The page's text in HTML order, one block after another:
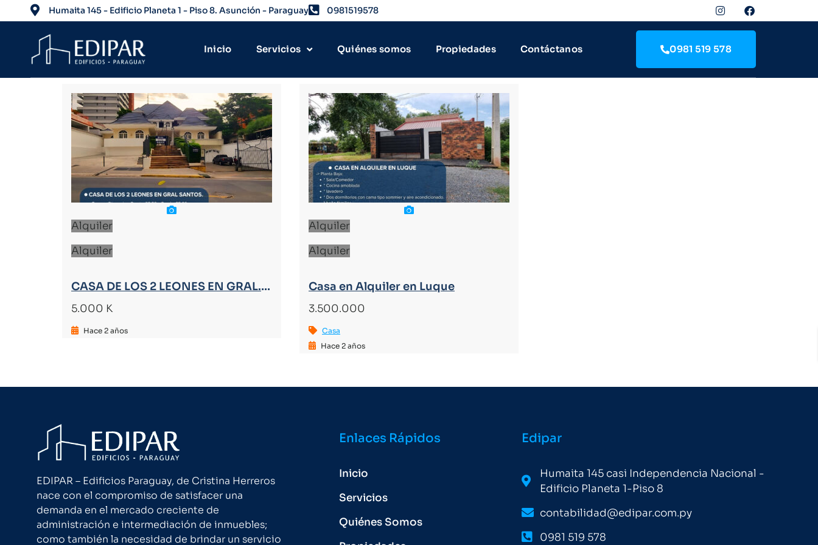
Humaita 145 - Edificio Planeta 1 - Piso 8. Asunción - Paraguay 0981519578
Inicio Servicios Quiénes somos Propiedades Contáctanos 0981 519 578
Alquiler
Alquiler
CASA DE LOS 2 LEONES EN GRAL. SANTOS
5.000 K
Hace 2 años
Alquiler
Alquiler
Casa en Alquiler en Luque
3.500.000
Casa
Hace 2 años
EDIPAR – Edificios Paraguay, de Cristina Herreros
nace con el compromiso de satisfacer una
demanda en el mercado creciente de
administración e intermediación de inmuebles;
como también la necesidad de brindar un servicio
Enlaces Rápidos
Inicio
Servicios
Quiénes Somos
Edipar
Humaita 145 casi Independencia Nacional -
Edificio Planeta 1-Piso 8
contabilidad@edipar.com.py
0981 519 578